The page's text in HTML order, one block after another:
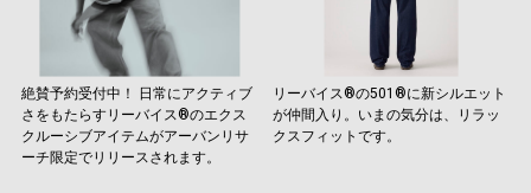
絶賛予約受付中！ 日常にアクティブ
さをもたらすリーバイス®のエクス
クルーシブアイテムがアーバンリサ
ーチ限定でリリースされます。
リーバイス®の501®に新シルエット
が仲間入り。いまの気分は、リラッ
クスフィットです。